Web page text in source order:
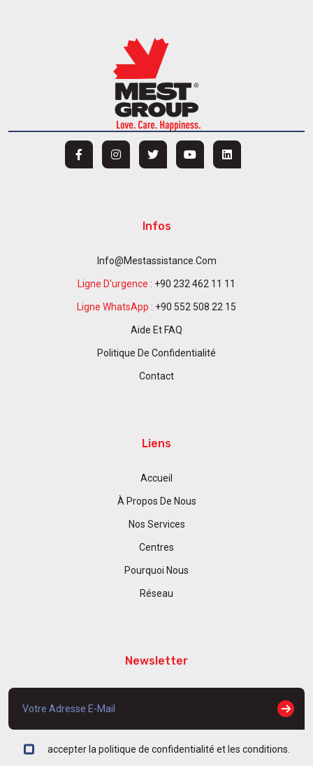
Infos
Info@mestassistance.com
Ligne D'urgence : +90 232 462 11 11
Ligne WhatsApp : +90 552 508 22 15
Aide Et FAQ
Politique De Confidentialité
Contact
Liens
Accueil
À Propos De Nous
Nos Services
Centres
Pourquoi Nous
Réseau
Newsletter
accepter la politique de confidentialité et les conditions.